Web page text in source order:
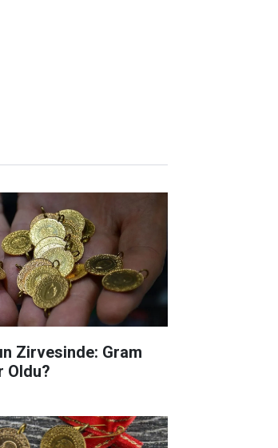
Zirvesinde: Gram
Oldu?